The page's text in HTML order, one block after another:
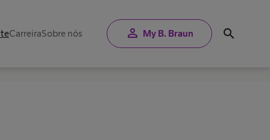
CarreiraSobre nós person My B. Braun search